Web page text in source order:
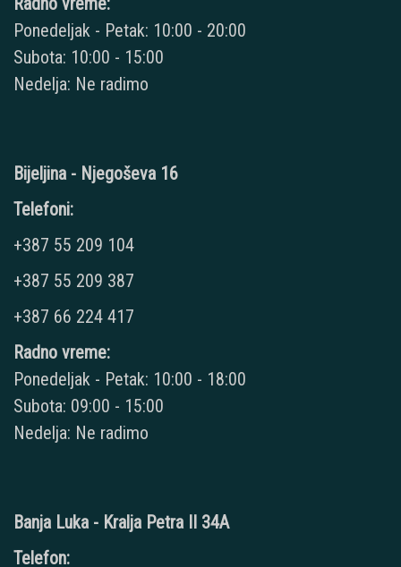
Ponedeljak - Petak: 10:00 - 20:00
Subota: 10:00 - 15:00
Nedelja: Ne radimo
Bijeljina - Njegoševa 16
Telefoni:
+387 55 209 104
+387 55 209 387
+387 66 224 417
Radno vreme:
Ponedeljak - Petak: 10:00 - 18:00
Subota: 09:00 - 15:00
Nedelja: Ne radimo
Banja Luka - Kralja Petra II 34A
Telefon: